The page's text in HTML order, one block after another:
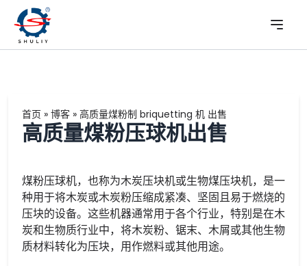
首页 » 博客 » 高质量煤粉制 briquetting 机 出售
高质量煤粉压球机出售
煤粉压球机，也称为木炭压块机或生物煤压块机，是一
种用于将木炭或木炭粉压缩成紧凑、坚固且易于燃烧的
压块的设备。这些机器通常用于各个行业，特别是在木
炭和生物质行业中，将木炭粉、锯末、木屑或其他生物
质材料转化为压块，用作燃料或其他用途。